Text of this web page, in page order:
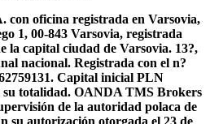
oficina registrada en Varsovia,
1, 00-843 Varsovia, registrada
la capital ciudad de Varsovia. 13?,
nacional. Registrada con el n?
Capital inicial PLN
su totalidad. OANDA TMS Brokers
de la autoridad polaca de